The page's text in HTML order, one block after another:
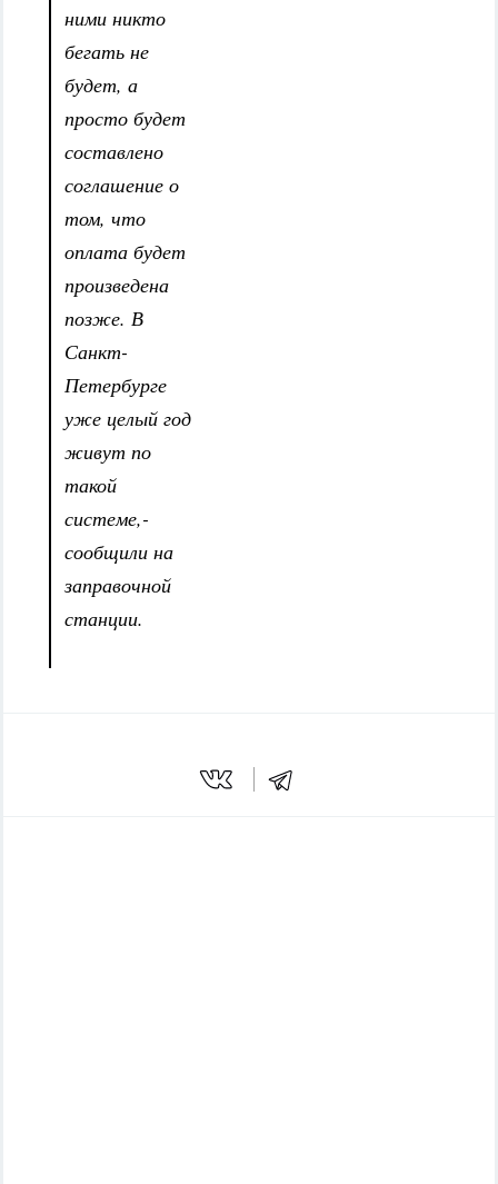
ними никто
бегать не
будет, а
просто будет
составлено
соглашение о
том, что
оплата будет
произведена
позже. В
Санкт-
Петербурге
уже целый год
живут по
такой
системе,-
сообщили на
заправочной
станции.